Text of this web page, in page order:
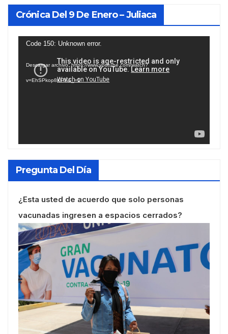
Crónica Del 9 De Enero – Juliaca
Reproductor
vídeo
Code 150: Unknown error.
Descargar archivo: https://www.youtube.com/watch?
v=EhSPkop8KPY&_=1
Pregunta Del Día
¿Esta usted de acuerdo que solo personas
vacunadas ingresen a espacios cerrados?